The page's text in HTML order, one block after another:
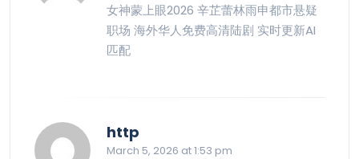
女神蒙上眼2026 辛芷蕾林雨申都市悬疑
职场 海外华人免费高清陆剧 实时更新AI
匹配
http
March 5, 2026 at 1:53 pm